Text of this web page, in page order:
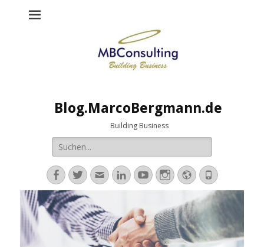
Blog.MarcoBergmann.de
Building Business
Suche
nach:
Facebook
Twitter
E-
Mail
LinkedInYouTubeInstagram
WebsiteTelefon